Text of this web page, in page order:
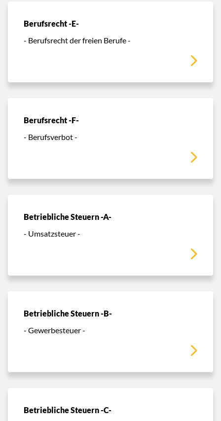
Berufsrecht -E-
- Berufsrecht der freien Berufe -
Berufsrecht -F-
- Berufsverbot -
Betriebliche Steuern -A-
- Umsatzsteuer -
Betriebliche Steuern -B-
- Gewerbesteuer -
Betriebliche Steuern -C-